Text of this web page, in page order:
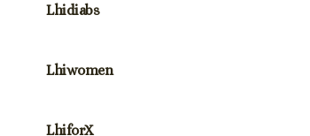
Lhidiabs
Lhiwomen
LhiforX